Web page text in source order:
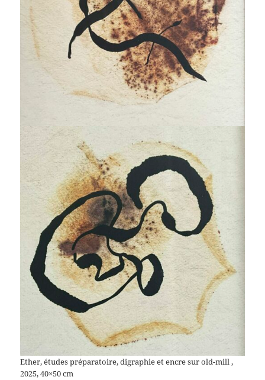
Ether, études préparatoire, digraphie et encre sur old-mill ,
2025, 40×50 cm